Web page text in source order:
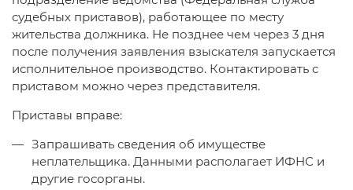
судебных приставов), работающее по месту
жительства должника. Не позднее чем через 3 дня
после получения заявления взыскателя запускается
исполнительное производство. Контактировать с
приставом можно через представителя.
Приставы вправе:
Запрашивать сведения об имуществе
неплательщика. Данными располагает ИФНС и
другие госорганы.